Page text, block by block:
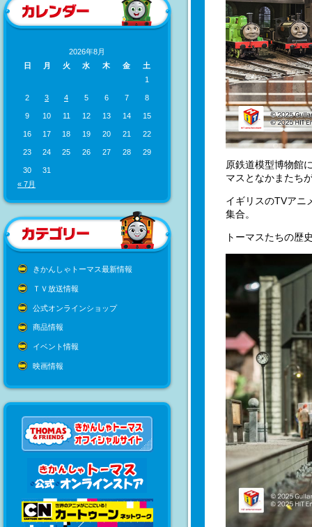
2026年8月
日
月 火 水 木 金
土
1
2 3 4 5 6 7 8
9 10 11 12 13 14 15
16 17 18 19 20 21 22
23 24 25 26 27 28 29
30
31
« 7月
きかんしゃトーマス最新情報
ＴＶ放送情報
公式オンラインショップ
商品情報
イベント情報
映画情報
原鉄道模型博物館
マスとなかまたち
イギリスのTVアニ
集合。
トーマスたちの歴